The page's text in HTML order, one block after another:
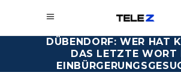
DÜBENDORF: WER HAT
DAS LETZTE WORT